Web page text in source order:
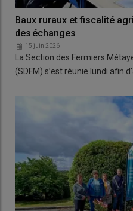
Baux ruraux et fiscalité
des échanges
15 juin 2026
La Section des Fermiers
(SDFM) s’est réunie lundi afin